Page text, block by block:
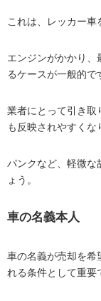
これは、レッカー車
エンジンがかかり
るケースが一般的で
業者にとって引き取
も反映されやすくな
パンクなど、軽微な
ょう。
車の名義本人
車の名義が売却を希
れる条件として重要